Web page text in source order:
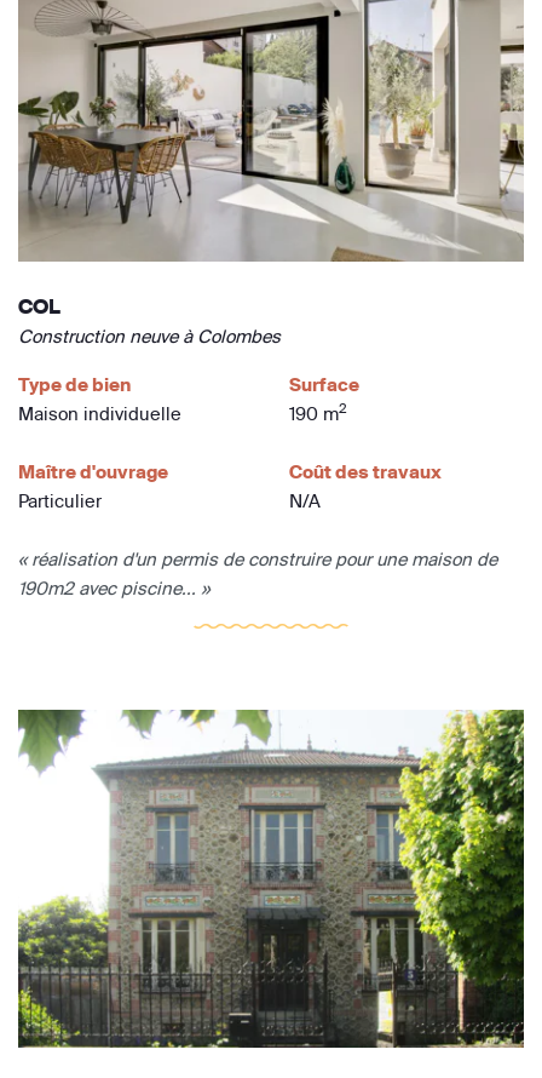
COL
Construction neuve à Colombes
Type de bien
Maison individuelle
Surface
190 m2
Maître d'ouvrage
Particulier
Coût des travaux
N/A
« réalisation d'un permis de construire pour une maison de
190m2 avec piscine... »